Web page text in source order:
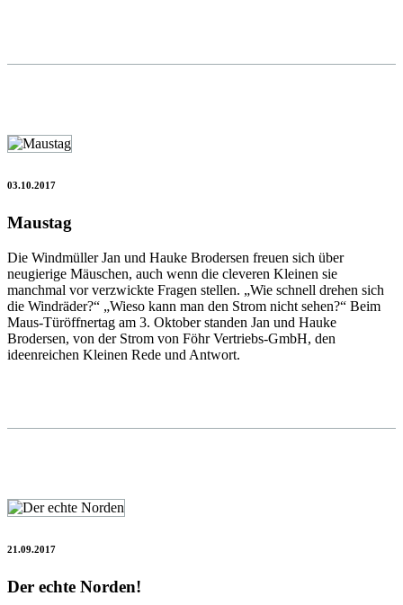
03.10.2017
Maustag
Die Windmüller Jan und Hauke Brodersen freuen sich über
neugierige Mäuschen, auch wenn die cleveren Kleinen sie
manchmal vor verzwickte Fragen stellen. „Wie schnell drehen sich
die Windräder?“ „Wieso kann man den Strom nicht sehen?“ Beim
Maus-Türöffnertag am 3. Oktober standen Jan und Hauke
Brodersen, von der Strom von Föhr Vertriebs-GmbH, den
ideenreichen Kleinen Rede und Antwort.
21.09.2017
Der echte Norden!